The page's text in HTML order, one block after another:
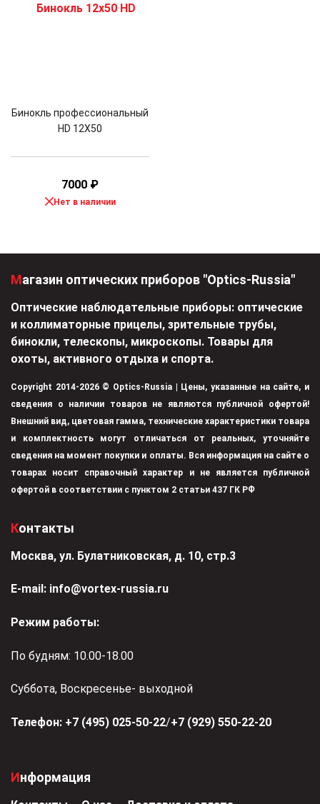
Бинокль профессиональный
HD 12X50
7000 ₽
Нет в наличии
Магазин оптических приборов "Optics-Russia"
Оптические наблюдательные приборы: оптические
и коллиматорные прицелы, зрительные трубы,
бинокли, телескопы, микроскопы. Товары для
охоты, активного отдыха и спорта.
Copyright 2014-2026 © Optics-Russia | Цены, указанные на сайте, и
сведения о наличии товаров не являются публичной офертой!
Внешний вид, цветовая гамма, технические характеристики товара
и комплектность могут отличаться от реальных, уточняйте
сведения на момент покупки и оплаты. Вся информация на сайте о
товарах носит справочный характер и не является публичной
офертой в соответствии с пунктом 2 статьи 437 ГК РФ
Контакты
Москва, ул. Булатниковская, д. 10, стр.3
Е-mail: info@vortex-russia.ru
Режим работы:
По будням: 10.00-18.00
Суббота, Воскресенье- выходной
Телефон: +7 (495) 025-50-22/+7 (929) 550-22-20
Информация